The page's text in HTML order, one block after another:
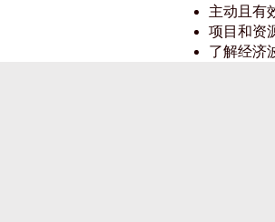
主动且有
项目和资
了解经济